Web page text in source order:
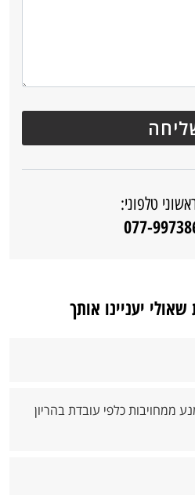
טלפוני:
יעניינו אותך
ממחויבות כלפי עובדת בהריון